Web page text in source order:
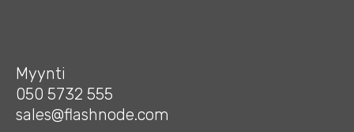
Myynti
050 5732 555
sales@flashnode.com